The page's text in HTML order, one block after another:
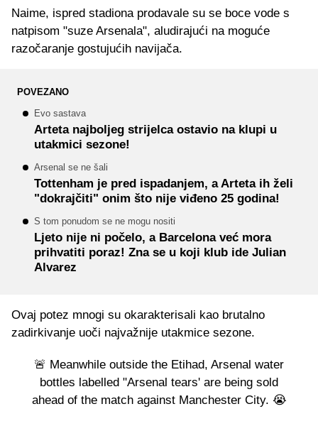
Naime, ispred stadiona prodavale su se boce vode s
natpisom "suze Arsenala", aludirajući na moguće
razočaranje gostujućih navijača.
POVEZANO
Evo sastava
Arteta najboljeg strijelca ostavio na klupi u
utakmici sezone!
Arsenal se ne šali
Tottenham je pred ispadanjem, a Arteta ih želi
"dokrajčiti" onim što nije viđeno 25 godina!
S tom ponudom se ne mogu nositi
Ljeto nije ni počelo, a Barcelona već mora
prihvatiti poraz! Zna se u koji klub ide Julian
Alvarez
Ovaj potez mnogi su okarakterisali kao brutalno
zadirkivanje uoči najvažnije utakmice sezone.
🚨 Meanwhile outside the Etihad, Arsenal water
bottles labelled "Arsenal tears' are being sold
ahead of the match against Manchester City. 😭